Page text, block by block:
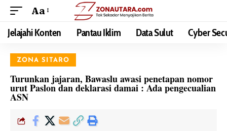
Aa
Jelajahi Konten Pantau Iklim Data Sulut Cyber
ZONA SITARO
Turunkan jajaran, Bawaslu awasi penetapan nomor
urut Paslon dan deklarasi damai : Ada pengecualian
ASN